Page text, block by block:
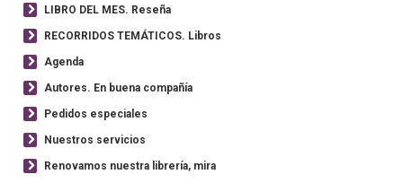
LIBRO DEL MES. Reseña
RECORRIDOS TEMÁTICOS. Libros
Agenda
Autores. En buena compañía
Pedidos especiales
Nuestros servicios
Renovamos nuestra librería, mira